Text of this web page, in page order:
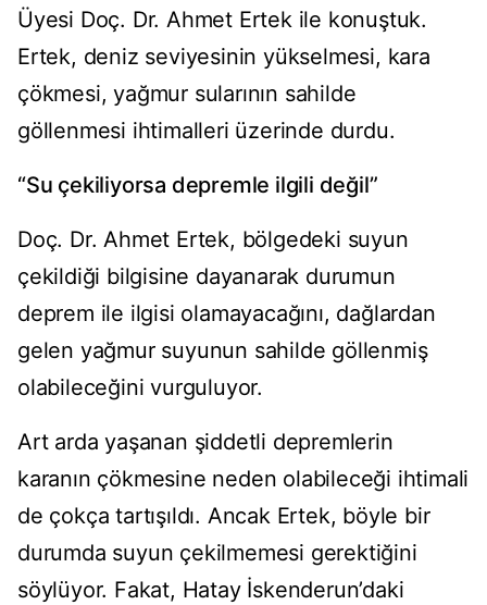
Üyesi Doç. Dr. Ahmet Ertek ile konuştuk.
Ertek, deniz seviyesinin yükselmesi, kara
çökmesi, yağmur sularının sahilde
göllenmesi ihtimalleri üzerinde durdu.
“Su çekiliyorsa depremle ilgili değil”
Doç. Dr. Ahmet Ertek, bölgedeki suyun
çekildiği bilgisine dayanarak durumun
deprem ile ilgisi olamayacağını, dağlardan
gelen yağmur suyunun sahilde göllenmiş
olabileceğini vurguluyor.
Art arda yaşanan şiddetli depremlerin
karanın çökmesine neden olabileceği ihtimali
de çokça tartışıldı. Ancak Ertek, böyle bir
durumda suyun çekilmemesi gerektiğini
söylüyor. Fakat, Hatay İskenderun’daki